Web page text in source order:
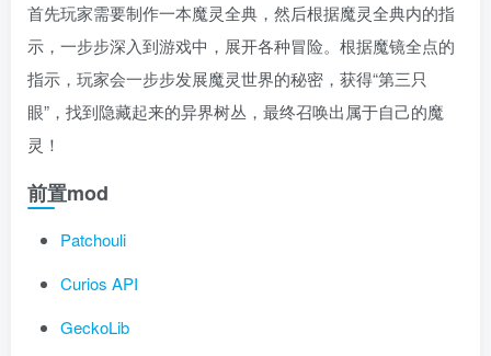
首先玩家需要制作一本魔灵全典，然后根据魔灵全典内的指
示，一步步深入到游戏中，展开各种冒险。根据魔镜全点的
指示，玩家会一步步发展魔灵世界的秘密，获得“第三只
眼”，找到隐藏起来的异界树丛，最终召唤出属于自己的魔
灵！
前置mod
Patchouli
Curios API
GeckoLib